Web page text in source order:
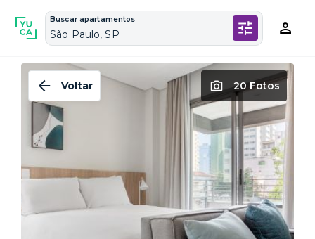
Buscar apartamentos
São Paulo, SP
Voltar 20 Fotos